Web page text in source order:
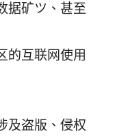
据矿ツ、甚至
的互联网使用
及盗版、侵权